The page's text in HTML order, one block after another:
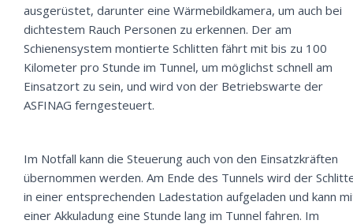
ausgerüstet, darunter eine Wärmebildkamera, um auch bei
dichtestem Rauch Personen zu erkennen. Der am
Schienensystem montierte Schlitten fährt mit bis zu 100
Kilometer pro Stunde im Tunnel, um möglichst schnell am
Einsatzort zu sein, und wird von der Betriebswarte der
ASFINAG ferngesteuert.
Im Notfall kann die Steuerung auch von den Einsatzkräften
übernommen werden. Am Ende des Tunnels wird der
in einer entsprechenden Ladestation aufgeladen und kann
einer Akkuladung eine Stunde lang im Tunnel fahren. Im